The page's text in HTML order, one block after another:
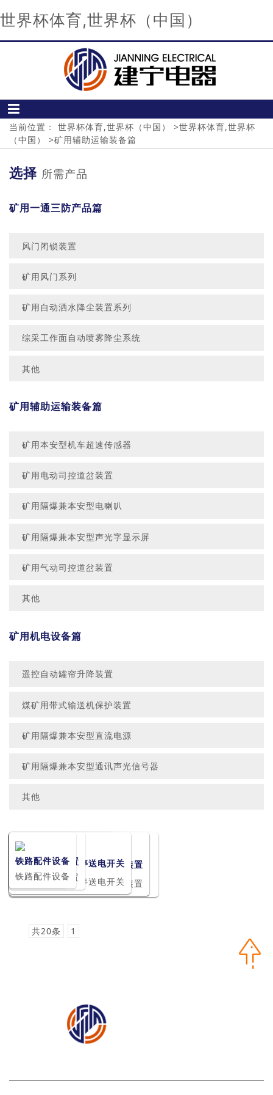
世界杯体育,世界杯（中国）
当前位置： 世界杯体育,世界杯（中国） >世界杯体育,世界杯
（中国） >矿用辅助运输装备篇
选择 所需产品
矿用一通三防产品篇
风门闭锁装置
矿用风门系列
矿用自动洒水降尘装置系列
综采工作面自动喷雾降尘系统
其他
矿用辅助运输装备篇
矿用本安型机车超速传感器
矿用电动司控道岔装置
矿用隔爆兼本安型电喇叭
矿用隔爆兼本安型声光字显示屏
矿用气动司控道岔装置
其他
矿用机电设备篇
遥控自动罐帘升降装置
煤矿用带式输送机保护装置
矿用隔爆兼本安型直流电源
矿用隔爆兼本安型通讯声光信号器
其他
矿用本安型机车超速传感器（一）
矿用本安型机车超速传感器（一）
矿用本安型机车超速传感器（二）
矿用本安型机车超速传感器（二）
矿用电动司控道岔装置
矿用电动司控道岔装置
矿用隔爆兼本安型电喇叭
矿用隔爆兼本安型电喇叭
矿用隔爆兼本安型声光字显示屏
矿用隔爆兼本安型声光字显示屏
矿用本安型司控道岔装置显示屏
矿用本安型司控道岔装置显示屏
矿用隔爆兼本安型司控道岔装置
矿用隔爆兼本安型司控道岔装置
矿用气动司控道岔装置
矿用气动司控道岔装置
轨道传感器
轨道传感器
座椅、机车门闭锁传感器
座椅、机车门闭锁传感器
井口矿车提升计数器
井口矿车提升计数器
矿用本安型红外发送器
矿用本安型红外发送器
矿用本安型红外接收器
矿用本安型红外接收器
矿用机车红尾灯
矿用机车红尾灯
矿用液压设备
矿用液压设备
矿用一般型直流电源变换器
矿用一般型直流电源变换器
矿用一般型自动停送电开关
矿用一般型自动停送电开关
气动挡车栏装置
气动挡车栏装置
速度传感器
速度传感器
铁路配件设备
铁路配件设备
共20条 1